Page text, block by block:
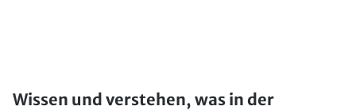
Wissen und verstehen, was in der